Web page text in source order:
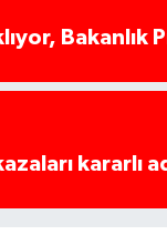
kararlı